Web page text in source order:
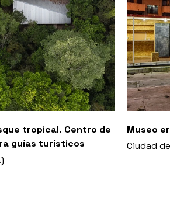
tropical. Centro de
guías turísticos
Museo
Ciudad